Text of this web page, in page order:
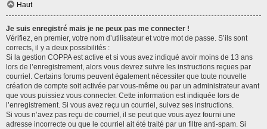
Haut
Je suis enregistré mais je ne peux pas me connecter !
Vérifiez, en premier, votre nom d’utilisateur et votre mot de passe. S’ils sont
corrects, il y a deux possibilités :
Si la gestion COPPA est active et si vous avez indiqué avoir moins de 13 ans
lors de l’enregistrement, alors vous devrez suivre les instructions reçues par
courriel. Certains forums peuvent également nécessiter que toute nouvelle
création de compte soit activée par vous-même ou par un administrateur avant
que vous puissiez vous connecter. Cette information est indiquée lors de
l’enregistrement. Si vous avez reçu un courriel, suivez ses instructions.
Si vous n’avez pas reçu de courriel, il se peut que vous ayez fourni une
adresse incorrecte ou que le courriel ait été traité par un filtre anti-spam. Si